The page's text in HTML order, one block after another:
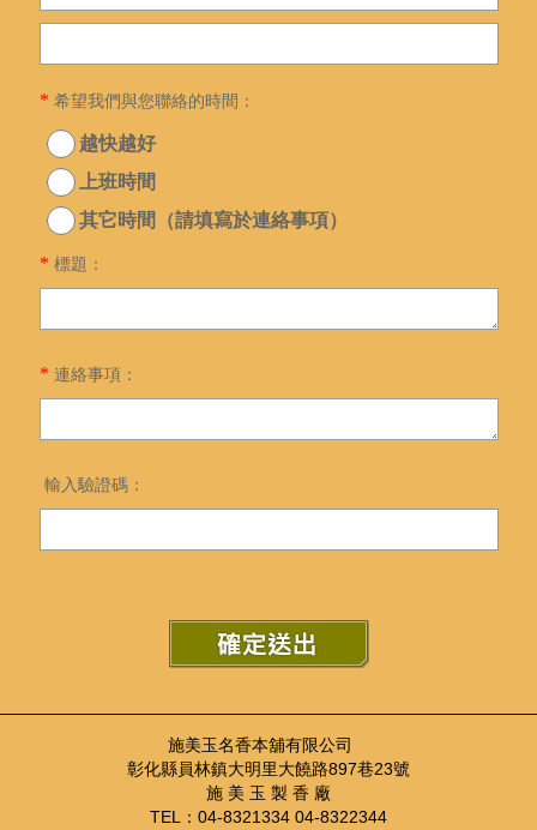
* 希望我們與您聯絡的時間：
越快越好
上班時間
其它時間（請填寫於連絡事項）
* 標題：
* 連絡事項：
輸入驗證碼：
施美玉名香本舖有限公司
彰化縣員林鎮大明里大饒路897巷23號
施 美 玉 製 香 廠
TEL：04-8321334 04-8322344